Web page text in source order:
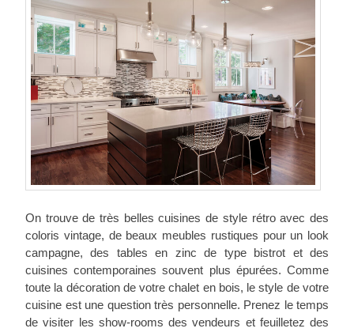
On trouve de très belles cuisines de style rétro avec des
coloris vintage, de beaux meubles rustiques pour un look
campagne, des tables en zinc de type bistrot et des
cuisines contemporaines souvent plus épurées. Comme
toute la décoration de votre chalet en bois, le style de votre
cuisine est une question très personnelle. Prenez le temps
de visiter les show-rooms des vendeurs et feuilletez des